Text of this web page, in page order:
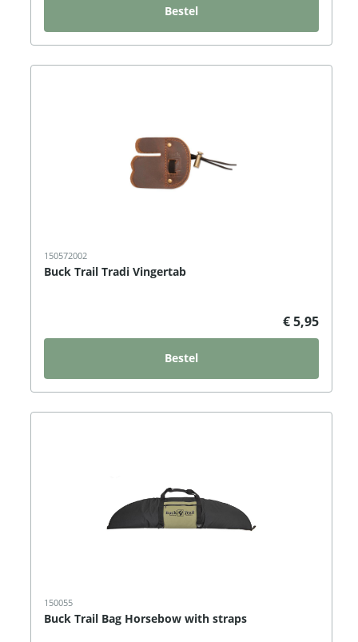
Bestel
150572002
Buck Trail Tradi Vingertab
€ 5,95
Bestel
150055
Buck Trail Bag Horsebow with straps